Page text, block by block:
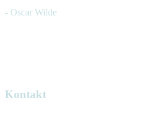
- Oscar Wilde
Kontakt